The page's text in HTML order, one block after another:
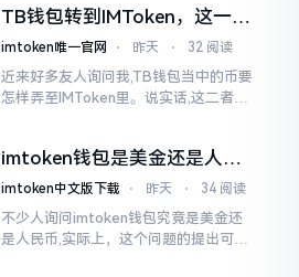
TB钱包转到IMToken，这一步
别走错
imtoken唯一官网 ⋅ 昨天 ⋅ 32 阅读
近来好多友人询问我,TB钱包当中的币要
怎样弄至IMToken里。说实话,这二者皆
就迷糊了
imtoken钱包是美金还是人民
币？其实它是个“多面手”
imtoken中文版下载 ⋅ 昨天 ⋅ 34 阅读
不少人询问imtoken钱包究竟是美金还
是人民币,实际上，这个问题的提出可谓